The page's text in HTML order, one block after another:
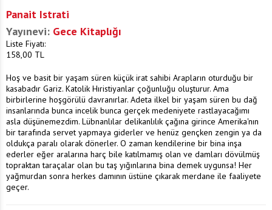
Panait Istrati
Yayınevi: Gece Kitaplığı
Liste Fiyatı:
158,00 TL
Hoş ve basit bir yaşam süren küçük irat sahi­bi Arapların oturduğu bir
kasabadır Gariz. Katolik Hıristiyanlar çoğunluğu oluşturur. Ama
birbirlerine hoşgörülü davranırlar. Adeta ilkel bir yaşam süren bu dağ
insanlarında bunca incelik bunca gerçek medeniyete rastlayacağımı
asla düşünemezdim. Lübnanlılar delikanlılık çağına girince Amerika'nın
bir tarafında servet yapmaya giderler ve henüz gençken zengin ya da
oldukça paralı olarak dönerler. O zaman kendilerine bir bina inşa
ederler eğer aralarına harç bile katılmamış olan ve damları dövülmüş
topraktan taraçalar olan bu taş yığınlarına bina de­mek uygunsa! Her
yağmurdan sonra herkes damı­nın üstüne çıkarak merdane ile faaliyete
geçer.